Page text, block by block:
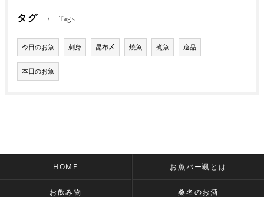
タグ Tags
今日のお魚 刺身 昆布〆 焼魚 煮魚 逸品
本日のお魚
HOME お魚バー颯とは
お飲み物 桑名のお酒